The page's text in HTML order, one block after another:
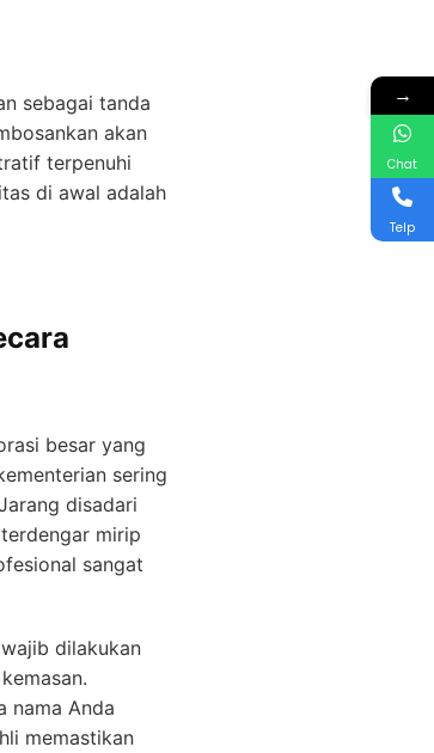
sebagai tanda
akan
terpenuhi
di awal adalah
besar yang
sering
disadari
mirip
sangat
dilakukan
nama Anda
memastikan
→
Chat
Telp